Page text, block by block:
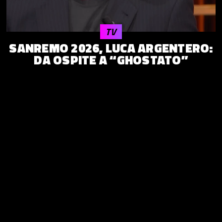
SANREMO 2026, LUCA ARGENTERO:
DA OSPITE A “GHOSTATO”
TV